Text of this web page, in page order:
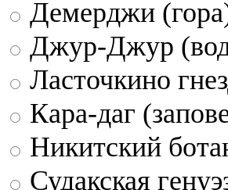
Демерджи
Джур-Джур
Ласточкино
Кара-даг
Никитский
Судакская